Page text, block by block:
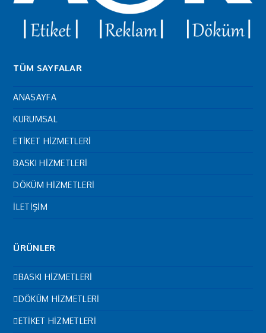
TÜM SAYFALAR
ANASAYFA
KURUMSAL
ETİKET HİZMETLERİ
BASKI HİZMETLERİ
DÖKÜM HİZMETLERİ
İLETİŞİM
ÜRÜNLER
BASKI HİZMETLERİ
DÖKÜM HİZMETLERİ
ETİKET HİZMETLERİ